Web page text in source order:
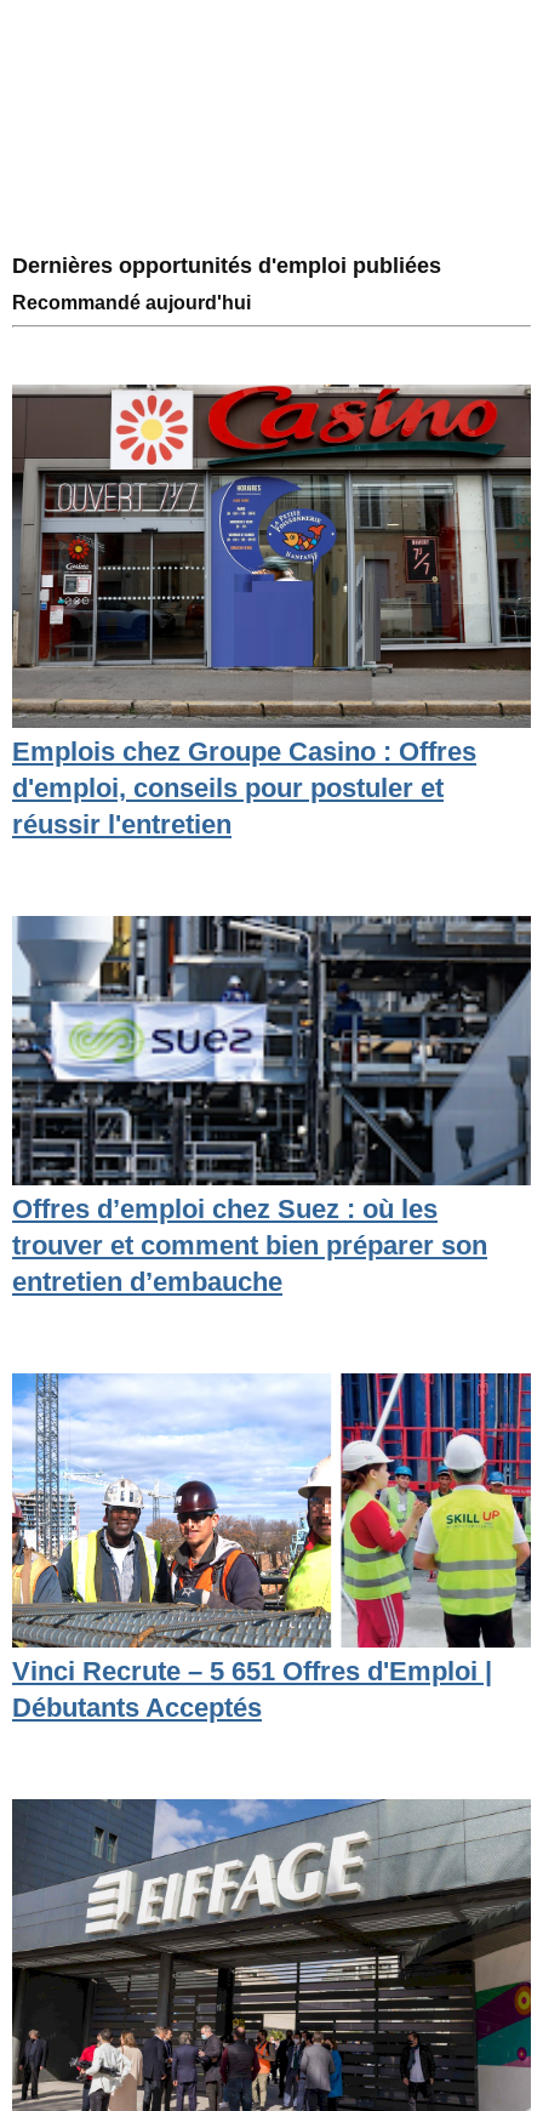
Dernières opportunités d'emploi publiées
Recommandé aujourd'hui
Emplois chez Groupe Casino : Offres
d'emploi, conseils pour postuler et
réussir l'entretien
Offres d’emploi chez Suez : où les
trouver et comment bien préparer son
entretien d’embauche
Vinci Recrute – 5 651 Offres d'Emploi |
Débutants Acceptés